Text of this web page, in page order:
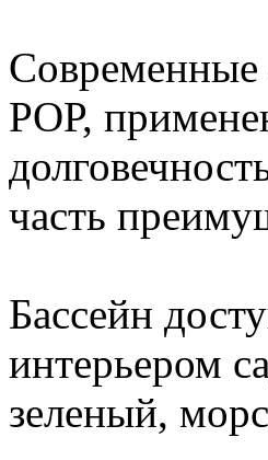
Современные
РОР,
часть
Бассейн
интерьером
зеленый,